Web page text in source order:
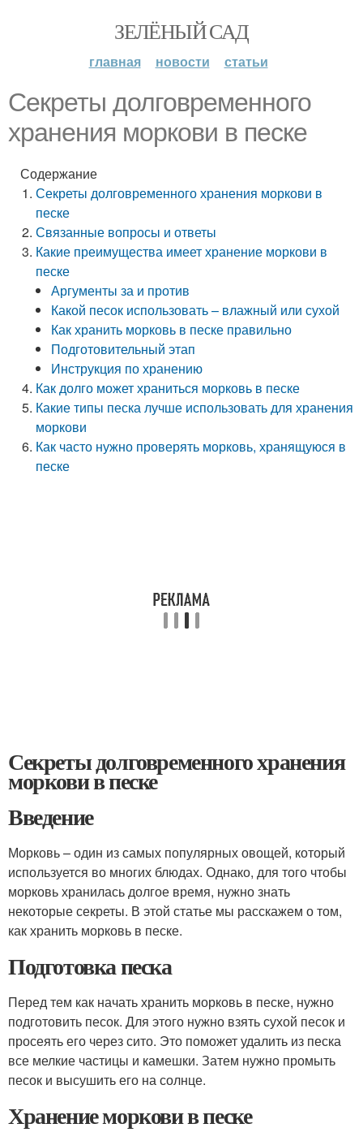
ЗЕЛЁНЫЙ САД
главная новости статьи
Секреты долговременного
хранения моркови в песке
Содержание
Секреты долговременного хранения моркови в
песке
Связанные вопросы и ответы
Какие преимущества имеет хранение моркови в
песке
Аргументы за и против
Какой песок использовать – влажный или сухой
Как хранить морковь в песке правильно
Подготовительный этап
Инструкция по хранению
Как долго может храниться морковь в песке
Какие типы песка лучше использовать для хранения
моркови
Как часто нужно проверять морковь, хранящуюся в
песке
Секреты долговременного хранения
моркови в песке
Введение
Морковь – один из самых популярных овощей, который
используется во многих блюдах. Однако, для того чтобы
морковь хранилась долгое время, нужно знать
некоторые секреты. В этой статье мы расскажем о том,
как хранить морковь в песке.
Подготовка песка
Перед тем как начать хранить морковь в песке, нужно
подготовить песок. Для этого нужно взять сухой песок и
просеять его через сито. Это поможет удалить из песка
все мелкие частицы и камешки. Затем нужно промыть
песок и высушить его на солнце.
Хранение моркови в песке